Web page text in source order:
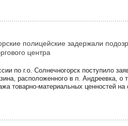
полицейские задержали
центра
по г.о. Солнечногорск поступило
расположенного в п. Андреевка, о
товарно-материальных ценностей